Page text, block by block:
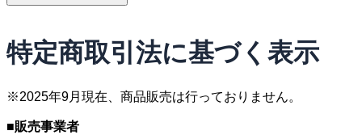
特定商取引法に基づく表示
※2025年9月現在、商品販売は行っておりません。
■販売事業者